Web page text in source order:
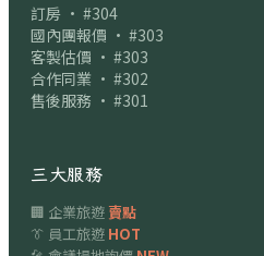
訂房 · #304
國內團報價 · #303
客製估價 · #303
合作同業 · #302
售後服務 · #301
三大服務
🏢 企業旅遊賣點
👔 員工旅遊 HOT